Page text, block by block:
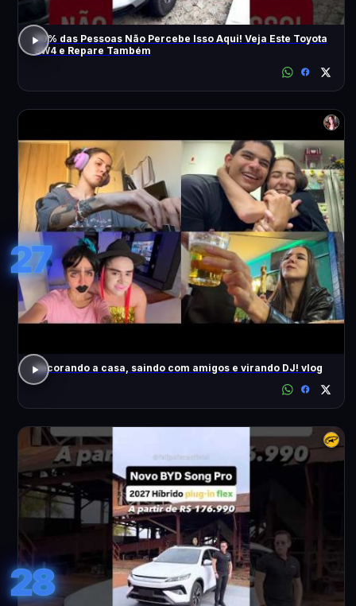
90% das Pessoas Não Percebe Isso Aqui! Veja Este Toyota
SW4 e Repare Também
27
decorando a casa, saindo com amigos e virando DJ! vlog
28